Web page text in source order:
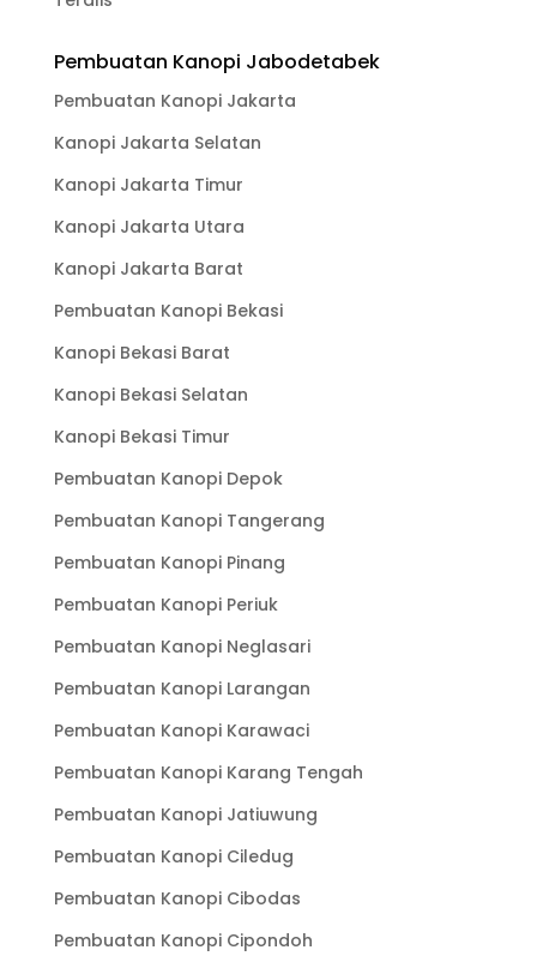
Pembuatan Kanopi Jabodetabek
Pembuatan Kanopi Jakarta
Kanopi Jakarta Selatan
Kanopi Jakarta Timur
Kanopi Jakarta Utara
Kanopi Jakarta Barat
Pembuatan Kanopi Bekasi
Kanopi Bekasi Barat
Kanopi Bekasi Selatan
Kanopi Bekasi Timur
Pembuatan Kanopi Depok
Pembuatan Kanopi Tangerang
Pembuatan Kanopi Pinang
Pembuatan Kanopi Periuk
Pembuatan Kanopi Neglasari
Pembuatan Kanopi Larangan
Pembuatan Kanopi Karawaci
Pembuatan Kanopi Karang Tengah
Pembuatan Kanopi Jatiuwung
Pembuatan Kanopi Ciledug
Pembuatan Kanopi Cibodas
Pembuatan Kanopi Cipondoh